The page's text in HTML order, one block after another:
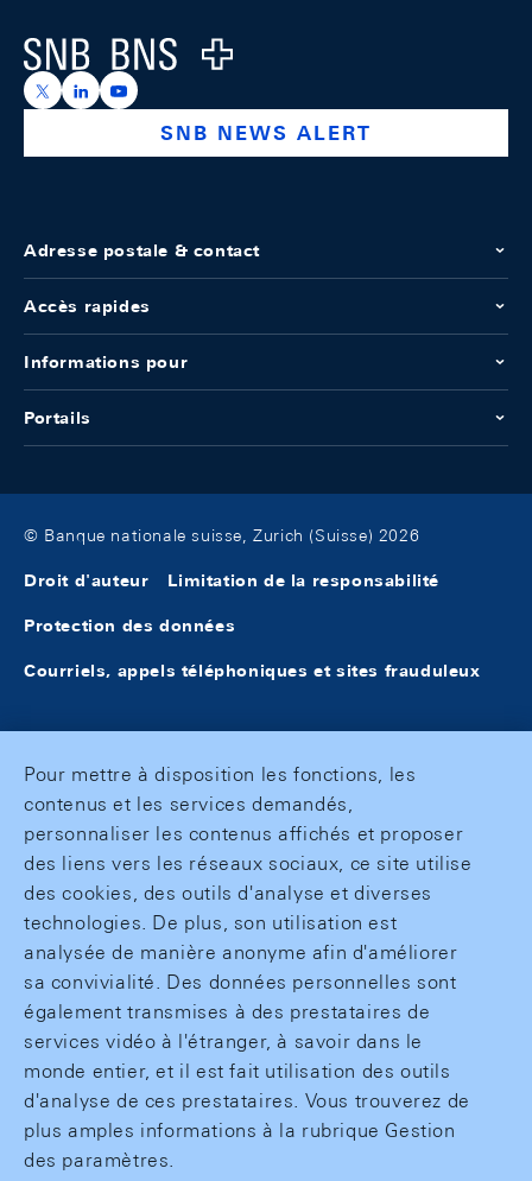
Logo
https://x.com/snb_bns
https://ch.linkedin.com/company/swiss-national-
https://www.youtube.com/@swissnationalbank
SNB NEWS ALERT
Adresse postale & contact
Accès rapides
Informations pour
Portails
© Banque nationale suisse, Zurich (Suisse) 2026
Droit d'auteur Limitation de la responsabilité
Protection des données
Courriels, appels téléphoniques et sites frauduleux
Pour mettre à disposition les fonctions, les
contenus et les services demandés,
personnaliser les contenus affichés et proposer
des liens vers les réseaux sociaux, ce site utilise
des cookies, des outils d'analyse et diverses
technologies. De plus, son utilisation est
analysée de manière anonyme afin d'améliorer
sa convivialité. Des données personnelles sont
également transmises à des prestataires de
services vidéo à l'étranger, à savoir dans le
monde entier, et il est fait utilisation des outils
d'analyse de ces prestataires. Vous trouverez de
plus amples informations à la rubrique Gestion
des paramètres.